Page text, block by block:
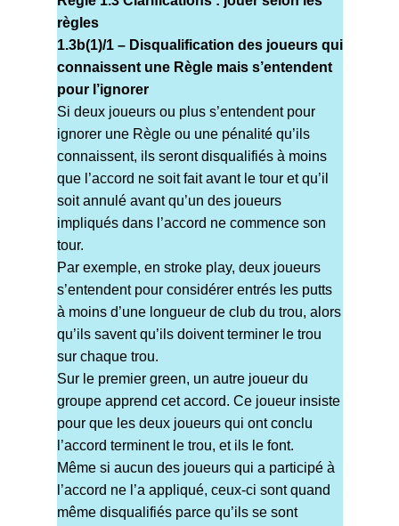
règles
1.3b(1)/1 – Disqualification des joueurs qui
connaissent une Règle mais s’entendent
pour l’ignorer
Si deux joueurs ou plus s’entendent pour
ignorer une Règle ou une pénalité qu’ils
connaissent, ils seront disqualifiés à moins
que l’accord ne soit fait avant le tour et qu’il
soit annulé avant qu’un des joueurs
impliqués dans l’accord ne commence son
tour.
Par exemple, en stroke play, deux joueurs
s’entendent pour considérer entrés les putts
à moins d’une longueur de club du trou, alors
qu’ils savent qu’ils doivent terminer le trou
sur chaque trou.
Sur le premier green, un autre joueur du
groupe apprend cet accord. Ce joueur insiste
pour que les deux joueurs qui ont conclu
l’accord terminent le trou, et ils le font.
Même si aucun des joueurs qui a participé à
l’accord ne l’a appliqué, ceux-ci sont quand
même disqualifiés parce qu’ils se sont